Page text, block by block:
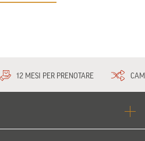
12 MESI PER PRENOTARE